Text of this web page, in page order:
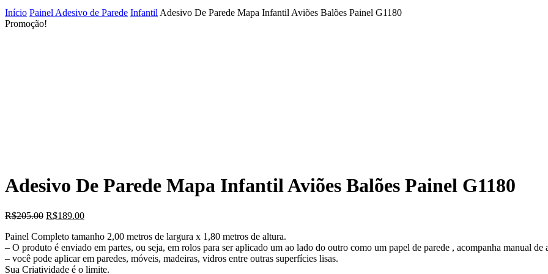
Início Painel Adesivo de Parede Infantil Adesivo De Parede Mapa Infantil Aviões Balões Painel G1180
Promoção!
Adesivo De Parede Mapa Infantil Aviões Balões Painel G1180
R$205.00 O
original
era:
R$205.00.
R$189.00O
atual
é:
R$189.00.
Painel Completo tamanho 2,00 metros de largura x 1,80 metros de altura.
– O produto é enviado em partes, ou seja, em rolos para ser aplicado um ao lado do outro como um papel de parede , acompanha manual de
– você pode aplicar em paredes, móveis, madeiras, vidros entre outras superfícies lisas.
Sua Criatividade é o limite.